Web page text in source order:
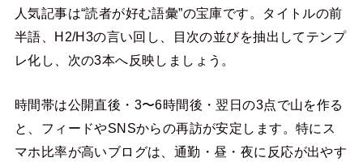
人気記事は“読者が好む語彙”の宝庫です。タイトルの前
半語、H2/H3の言い回し、目次の並びを抽出してテンプ
レ化し、次の3本へ反映しましょう。
時間帯は公開直後・3〜6時間後・翌日の3点で山を作る
と、フィードやSNSからの再訪が安定します。特にス
マホ比率が高いブログは、通勤・昼・夜に反応が出やす